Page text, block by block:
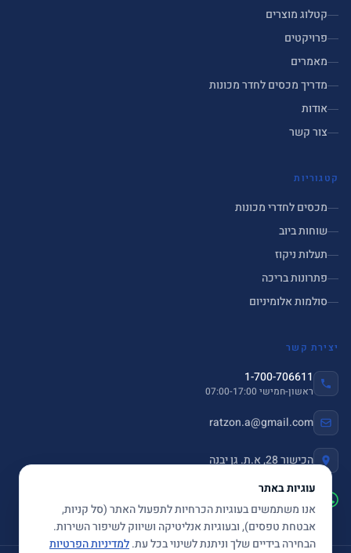
עוגיות באתר
אנו משתמשים בעוגיות הכרחיות לתפעול האתר (סל קניות,
אבטחת טפסים), ובעוגיות אנליטיקה ושיווק לשיפור השירות.
הבחירה בידיים שלך וניתנת לשינוי בכל עת.למדיניות הפרטיות
קטלוג מוצרים
פרויקטים
מאמרים
מדריך מכסים לחדר מכונות
אודות
צור קשר
קטגוריות
מכסים לחדרי מכונות
שוחות ביוב
תעלות ניקוז
פתרונות בריכה
סולמות אלומיניום
יצירת קשר
1-700-706611
ראשון-חמישי 07:00-17:00
ratzon.a@gmail.com
הכישור 28, א.ת. גן יבנה